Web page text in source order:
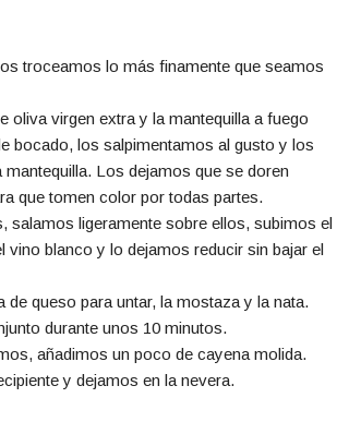
troceamos lo más finamente que seamos
oliva virgen extra y la mantequilla a fuego
bocado, los salpimentamos al gusto y los
Los dejamos que se doren
que tomen color por todas partes.
ligeramente sobre ellos, subimos el
blanco y lo dejamos reducir sin bajar el
queso para untar, la mostaza y la nata.
durante unos 10 minutos.
añadimos un poco de cayena molida.
y dejamos en la nevera.